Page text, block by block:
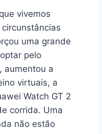
vivemos
uma grande
pelo
aumentou a
virtuais, a
Watch GT 2
corrida. Uma
não estão